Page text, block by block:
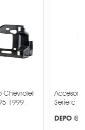
Accesorios Depo
Serie c 2003 2006 -